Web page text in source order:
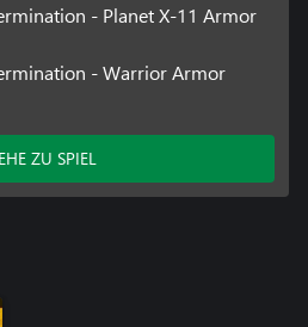
- Planet X-11 Armor
- Warrior Armor
ZU SPIEL